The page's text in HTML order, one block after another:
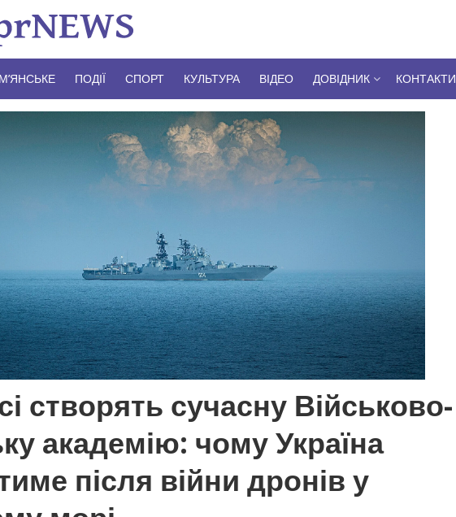
ПОДІЇ СПОРТ КУЛЬТУРА ВІДЕО ДОВІДНИК КОНТАКТИ
створять сучасну Військово-
академію: чому Україна
після війни дронів у